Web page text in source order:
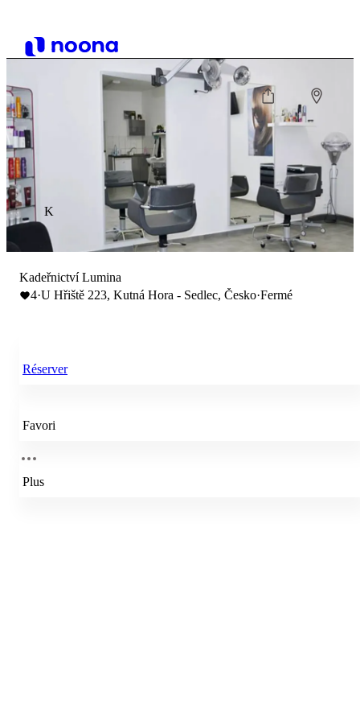
K
Kadeřnictví Lumina
4·U Hřiště 223, Kutná Hora - Sedlec, Česko·Fermé
Réserver
Favori
Plus